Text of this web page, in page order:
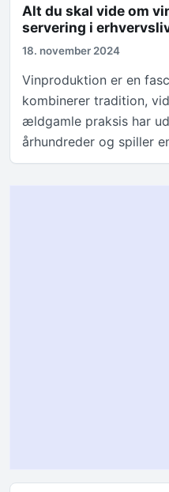
Alt du skal vide om
servering i
18. november 2024
Vinproduktion er en
kombinerer tradition,
ældgamle praksis har
århundreder og spiller